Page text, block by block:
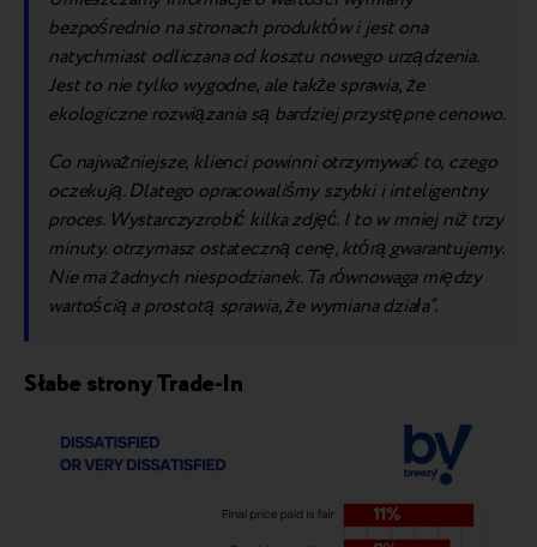
bezpośrednio na stronach produktów i jest ona
natychmiast odliczana od kosztu nowego urządzenia.
Jest to nie tylko wygodne, ale także sprawia, że
ekologiczne rozwiązania są bardziej przystępne cenowo.
Co najważniejsze, klienci powinni otrzymywać to, czego
oczekują. Dlatego opracowaliśmy szybki i inteligentny
proces. Wystarczyzrobić kilka zdjęć. I to w mniej niż trzy
minuty. otrzymasz ostateczną cenę, którą gwarantujemy.
Nie ma żadnych niespodzianek. Ta równowaga między
wartością a prostotą sprawia, że wymiana działa”.
Słabe strony Trade-In